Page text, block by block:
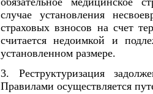
случае установления
страховых взносов на счет
считается недоимкой и
установленном размере.
3. Реструктуризация
Правилами осуществляется